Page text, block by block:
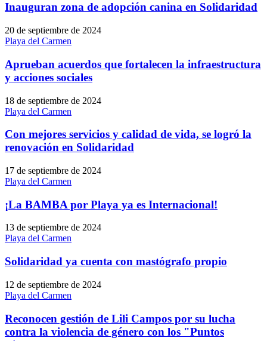
Inauguran zona de adopción canina en Solidaridad
20 de septiembre de 2024
Playa del Carmen
Aprueban acuerdos que fortalecen la infraestructura
y acciones sociales
18 de septiembre de 2024
Playa del Carmen
Con mejores servicios y calidad de vida, se logró la
renovación en Solidaridad
17 de septiembre de 2024
Playa del Carmen
¡La BAMBA por Playa ya es Internacional!
13 de septiembre de 2024
Playa del Carmen
Solidaridad ya cuenta con mastógrafo propio
12 de septiembre de 2024
Playa del Carmen
Reconocen gestión de Lili Campos por su lucha
contra la violencia de género con los "Puntos